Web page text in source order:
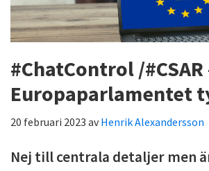
#ChatControl /#CSAR
Europaparlamentet
20 februari 2023 avHenrik Alexandersson
Nej till centrala detaljer men